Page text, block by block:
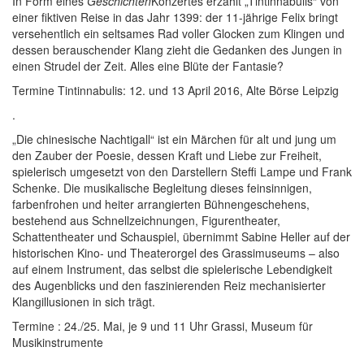
einer fiktiven Reise in das Jahr 1399: der 11-jährige Felix bringt
versehentlich ein seltsames Rad voller Glocken zum Klingen und
dessen berauschender Klang zieht die Gedanken des Jungen in
einen Strudel der Zeit. Alles eine Blüte der Fantasie?
Termine Tintinnabulis: 12. und 13 April 2016, Alte Börse Leipzig
.
„Die chinesische Nachtigall“ ist ein Märchen für alt und jung um
den Zauber der Poesie, dessen Kraft und Liebe zur Freiheit,
spielerisch umgesetzt von den Darstellern Steffi Lampe und Frank
Schenke. Die musikalische Begleitung dieses feinsinnigen,
farbenfrohen und heiter arrangierten Bühnengeschehens,
bestehend aus Schnellzeichnungen, Figurentheater,
Schattentheater und Schauspiel, übernimmt Sabine Heller auf der
historischen Kino- und Theaterorgel des Grassimuseums – also
auf einem Instrument, das selbst die spielerische Lebendigkeit
des Augenblicks und den faszinierenden Reiz mechanisierter
Klangillusionen in sich trägt.
Termine : 24./25. Mai, je 9 und 11 Uhr Grassi, Museum für
Musikinstrumente